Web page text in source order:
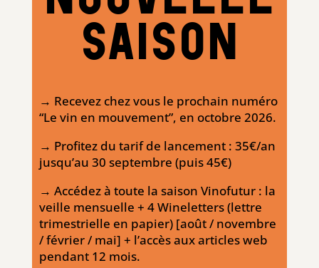
SAISON
→ Recevez chez vous le prochain numéro
“Le vin en mouvement”, en octobre 2026.
→ Profitez du tarif de lancement : 35€/an
jusqu’au 30 septembre (puis 45€)
→ Accédez à toute la saison Vinofutur : la
veille mensuelle + 4 Wineletters (lettre
trimestrielle en papier) [août / novembre
/ février / mai] + l’accès aux articles web
pendant 12 mois.